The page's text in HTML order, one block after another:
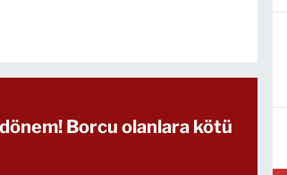
Borcu olanlara kötü